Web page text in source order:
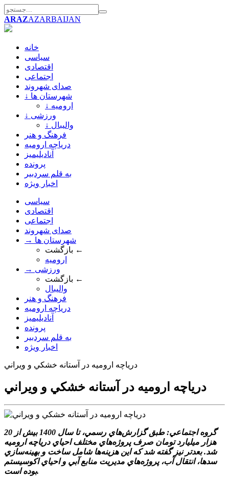
ARAZAZARBAIJAN
خانه
سیاسی
اقتصادی
اجتماعی
صدای شهروند
↓ شهرستان ها
↓ ارومیه
↓ ورزشی
↓ والیبال
فرهنگ و هنر
دریاچه ارومیه
آنادیلیمیز
پرونده
به قلم سردبیر
اخبار ویژه
سیاسی
اقتصادی
اجتماعی
صدای شهروند
→ شهرستان ها
بازگشت ←
ارومیه
→ ورزشی
بازگشت ←
والیبال
فرهنگ و هنر
دریاچه ارومیه
آنادیلیمیز
پرونده
به قلم سردبیر
اخبار ویژه
درياچه اروميه در آستانه خشکي و ويراني
درياچه اروميه در آستانه خشکي و ويراني
گروه اجتماعي: طبق گزارش‌هاي رسمي، تا سال 1400 بيش از 20
هزار ميليارد تومان صرف پروژه‌هاي مختلف احياي درياچه اروميه
شد. بعدتر نيز گفته شد که اين هزينه‌ها شامل ساخت و بهينه‌سازي
سدها، انتقال آب، پروژه‌هاي مديريت منابع آبي و احياي اکوسيستم
بوده است.